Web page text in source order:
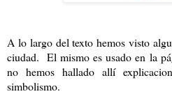
A lo largo del texto hemos visto
ciudad. El mismo es usado en la
no hemos hallado allí
simbolismo.